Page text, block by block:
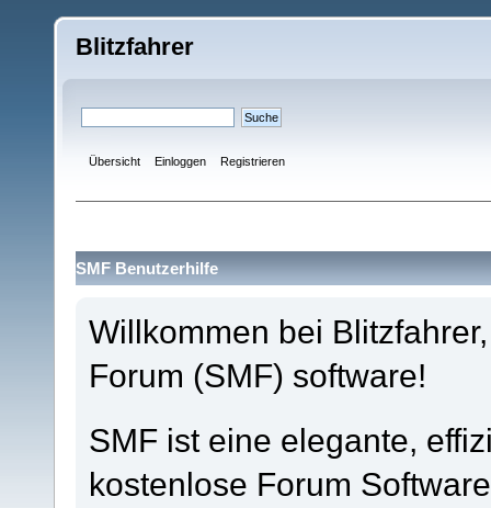
Blitzfahrer
Übersicht Einloggen Registrieren
SMF Benutzerhilfe
Willkommen bei
Forum (SMF) software!
SMF ist eine elegante,
kostenlose Forum